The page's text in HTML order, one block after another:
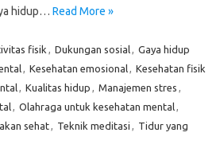
hidup… Read More »
fisik , Dukungan sosial, Gaya hidup
, Kesehatan emosional, Kesehatan fisik
, Kualitas hidup , Manajemen stres ,
, Olahraga untuk kesehatan mental,
sehat, Teknik meditasi , Tidur yang